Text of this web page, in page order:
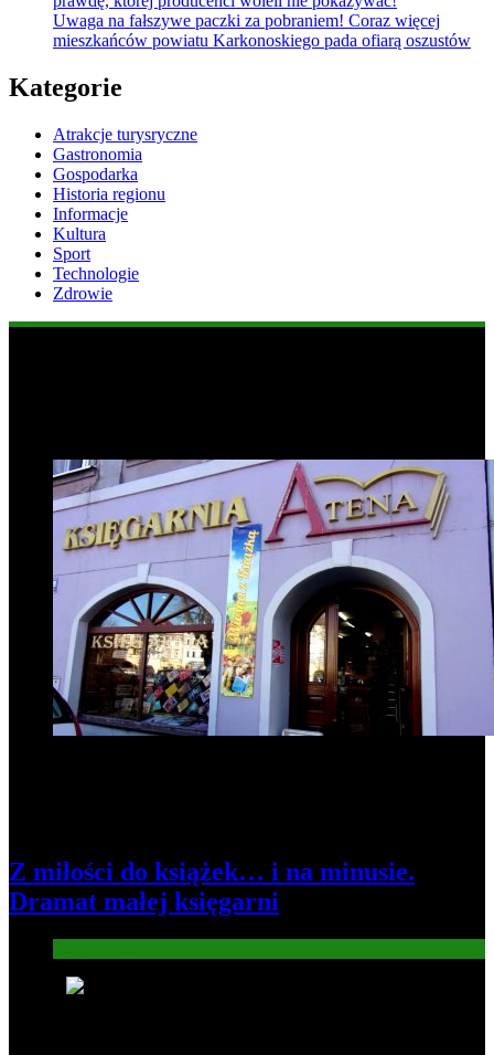
Uwaga na fałszywe paczki za pobraniem! Coraz więcej
mieszkańców powiatu Karkonoskiego pada ofiarą oszustów
Kategorie
Atrakcje turysryczne
Gastronomia
Gospodarka
Historia regionu
Informacje
Kultura
Sport
Technologie
Zdrowie
Z miłości do książek… i na minusie.
Dramat małej księgarni